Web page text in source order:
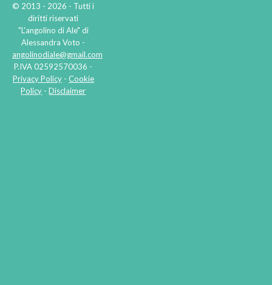
© 2013 - 2026 - Tutti i
diritti riservati
"L'angolino di Ale" di
Alessandra Voto -
angolinodiale@gmail.com
P.IVA 02592570036 -
Privacy Policy- Cookie
Policy -Disclaimer